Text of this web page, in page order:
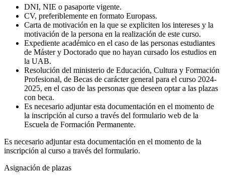
DNI, NIE o pasaporte vigente.
CV, preferiblemente en formato Europass.
Carta de motivación en la que se expliciten los intereses y la
motivación de la persona en la realización de este curso.
Expediente académico en el caso de las personas estudiantes
de Máster y Doctorado que no hayan cursado los estudios en
la UAB.
Resolución del ministerio de Educación, Cultura y Formación
Profesional, de Becas de carácter general para el curso 2024-
2025, en el caso de las personas que deseen optar a las plazas
con beca.
Es necesario adjuntar esta documentación en el momento de
la inscripción al curso a través del formulario web de la
Escuela de Formación Permanente.
Es necesario adjuntar esta documentación en el momento de la
inscripción al curso a través del formulario.
Asignación de plazas